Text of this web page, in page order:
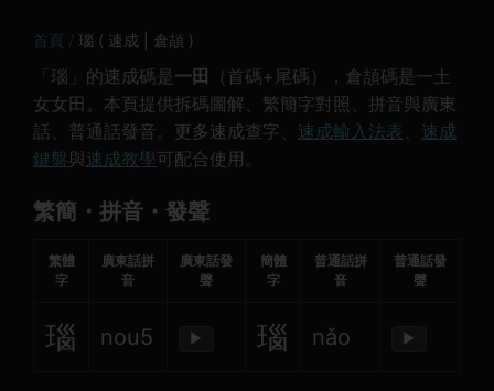
首頁 瑙 ( 速成 | 倉頡 )
「瑙」的速成碼是 一田
（首碼+尾碼），倉頡碼是一土
女女田。本頁提供拆碼圖解、繁簡字對照、拼音與廣東
話、普通話發音。更多速成查字、 速成輸入法表、 速成
鍵盤與速成教學可配合使用。
繁簡・拼音・發聲
繁體
字
廣東話拼
音
廣東話發
聲
簡體
字
普通話拼
音
普通話發
聲
瑙 nou5 ▶ 瑙 nǎo ▶